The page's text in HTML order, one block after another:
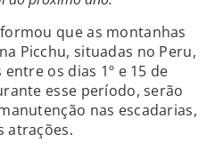
que as montanhas
Picchu, situadas no Peru,
os dias 1º e 15 de
esse período, serão
nas escadarias,
atrações.